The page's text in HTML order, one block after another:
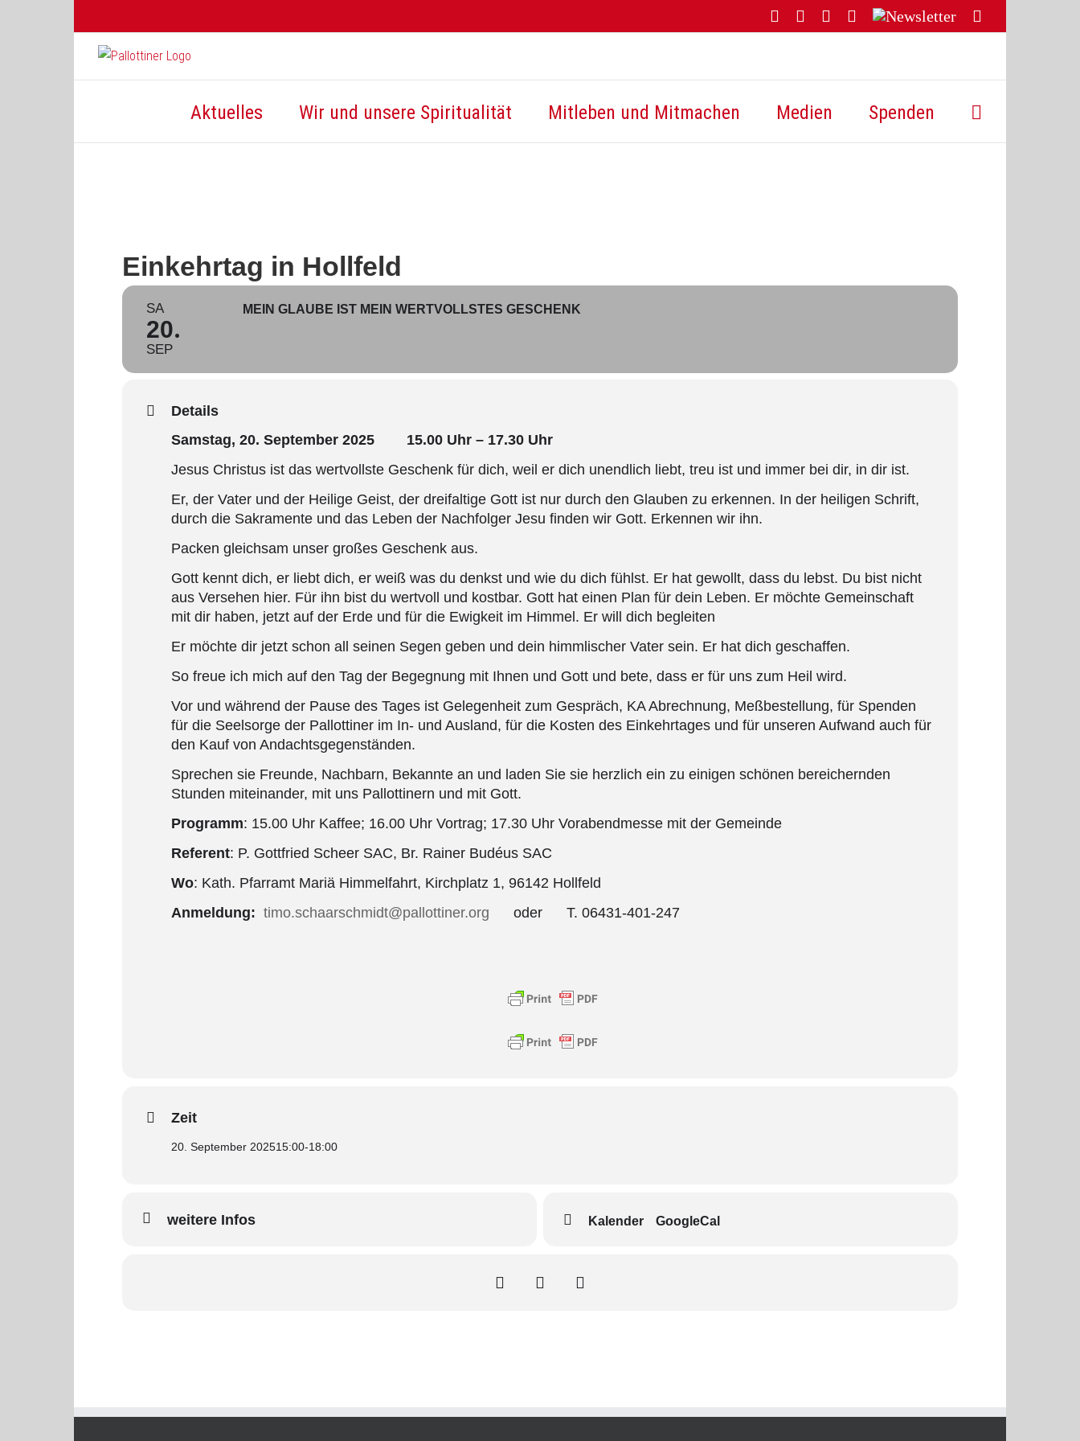
FacebookYouTubeInstagram
Threads
Newsletter
Mail
Aktuelles Wir und unsere Spiritualität Mitleben und Mitmachen Medien Spenden
Einkehrtag in Hollfeld
SA
20
SEP
MEIN GLAUBE IST MEIN WERTVOLLSTES GESCHENK
Details
Samstag, 20. September 2025 15.00 Uhr – 17.30 Uhr
Jesus Christus ist das wertvollste Geschenk für dich, weil er dich unendlich liebt, treu ist und immer bei dir, in dir ist.
Er, der Vater und der Heilige Geist, der dreifaltige Gott ist nur durch den Glauben zu erkennen. In der heiligen Schrift,
durch die Sakramente und das Leben der Nachfolger Jesu finden wir Gott. Erkennen wir ihn.
Packen gleichsam unser großes Geschenk aus.
Gott kennt dich, er liebt dich, er weiß was du denkst und wie du dich fühlst. Er hat gewollt, dass du lebst. Du bist nicht
aus Versehen hier. Für ihn bist du wertvoll und kostbar. Gott hat einen Plan für dein Leben. Er möchte Gemeinschaft
mit dir haben, jetzt auf der Erde und für die Ewigkeit im Himmel. Er will dich begleiten
Er möchte dir jetzt schon all seinen Segen geben und dein himmlischer Vater sein. Er hat dich geschaffen.
So freue ich mich auf den Tag der Begegnung mit Ihnen und Gott und bete, dass er für uns zum Heil wird.
Vor und während der Pause des Tages ist Gelegenheit zum Gespräch, KA Abrechnung, Meßbestellung, für Spenden
für die Seelsorge der Pallottiner im In- und Ausland, für die Kosten des Einkehrtages und für unseren Aufwand auch für
den Kauf von Andachtsgegenständen.
Sprechen sie Freunde, Nachbarn, Bekannte an und laden Sie sie herzlich ein zu einigen schönen bereichernden
Stunden miteinander, mit uns Pallottinern und mit Gott.
Programm: 15.00 Uhr Kaffee; 16.00 Uhr Vortrag; 17.30 Uhr Vorabendmesse mit der Gemeinde
Referent: P. Gottfried Scheer SAC, Br. Rainer Budéus SAC
Wo: Kath. Pfarramt Mariä Himmelfahrt, Kirchplatz 1, 96142 Hollfeld
Anmeldung: timo.schaarschmidt@pallottiner.org oder T. 06431-401-247
Zeit
20. September 202515:00-18:00
weitere Infos Kalender GoogleCal